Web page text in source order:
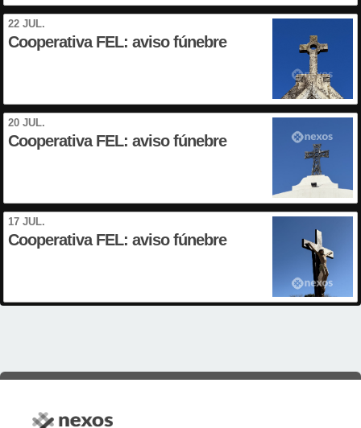
22 JUL.
Cooperativa FEL: aviso fúnebre
20 JUL.
Cooperativa FEL: aviso fúnebre
17 JUL.
Cooperativa FEL: aviso fúnebre